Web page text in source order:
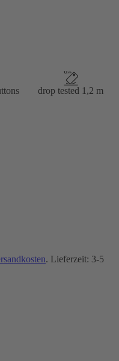
drop tested 1,2 m
. Lieferzeit: 3-5